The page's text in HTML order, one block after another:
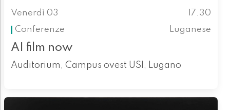
Venerdì 03
17.30
Conferenze
Luganese
AI film now
Auditorium, Campus ovest USI, Lugano